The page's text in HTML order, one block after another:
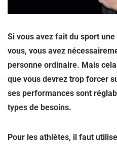
Si vous avez fait du sport
vous, vous avez
personne ordinaire. Mais
que vous devrez trop forcer
ses performances sont
types de besoins.
Pour les athlètes, il faut